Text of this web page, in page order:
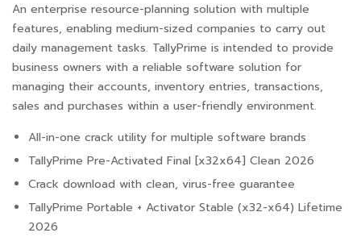
An enterprise resource-planning solution with multiple
features, enabling medium-sized companies to carry out
daily management tasks. TallyPrime is intended to provide
business owners with a reliable software solution for
managing their accounts, inventory entries, transactions,
sales and purchases within a user-friendly environment.
All-in-one crack utility for multiple software brands
TallyPrime Pre-Activated Final [x32x64] Clean 2026
Crack download with clean, virus-free guarantee
TallyPrime Portable + Activator Stable (x32-x64) Lifetime
2026